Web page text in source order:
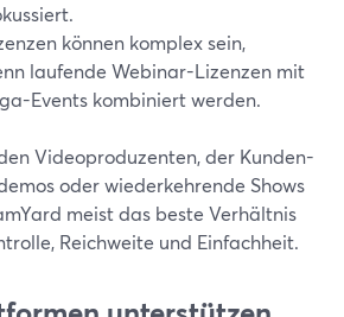
können komplex sein,
laufende Webinar-Lizenzen mit
Events kombiniert werden.
Videoproduzenten, der Kunden-
oder wiederkehrende Shows
meist das beste Verhältnis
Reichweite und Einfachheit.